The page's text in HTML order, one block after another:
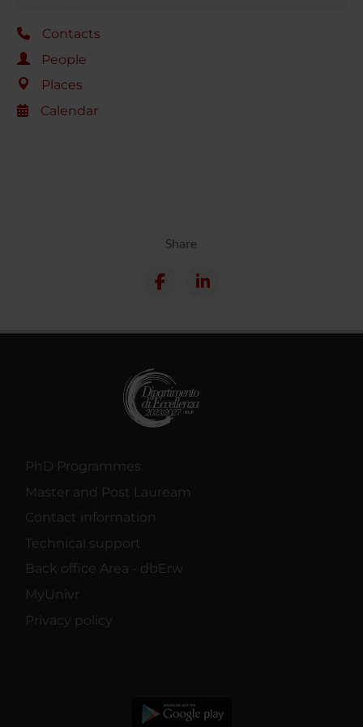
Contacts
People
Places
Calendar
Share
PhD Programmes
Master and Post Lauream
Contact information
Technical support
Back office Area - dbErw
MyUnivr
Privacy policy